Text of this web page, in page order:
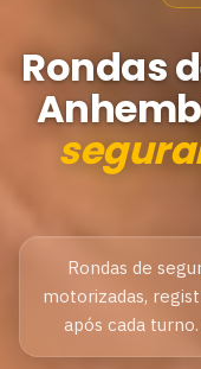
Rondas
Rondas de
motorizadas,
após cada